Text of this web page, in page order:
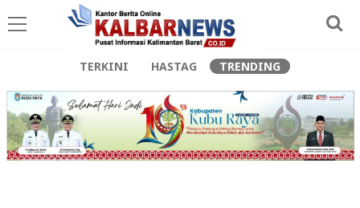
TERKINI HASTAG TRENDING